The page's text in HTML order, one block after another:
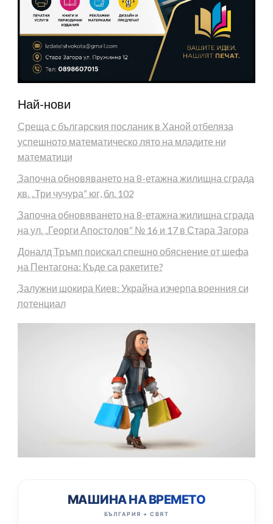
Най-нови
Среща с българския посланик в Ханой отбеляза
успешното математическо лято на младите ни
математици
Започна обновяването на 8-етажна жилищна сграда
кв. „Три чучура“ юг, бл. 102
Започна обновяването на 8-етажна жилищна сграда
на ул. „Георги Апостолов“ № 16 и 17 в Стара Загора
Доналд Тръмп поискал спешно обяснение от шефа
на Пентагона: Къде са ракетите?
Залужни шокира Киев: Украйна изчерпа военния си
потенциал
МАШИНА НА ВРЕМЕТО
БЪЛГАРИЯ + СВЯТ